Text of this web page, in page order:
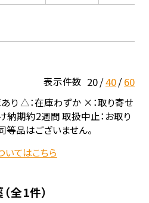
表示件数 20 40 60
り △：在庫わずか ×：取り寄せ
納期約2週間 取扱中止：お取り
等品はございません。
いてはこちら
全1件）